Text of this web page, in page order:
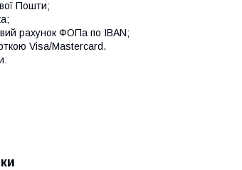
Пошти;
рахунок ФОПа по IBAN;
Visa/Mastercard.